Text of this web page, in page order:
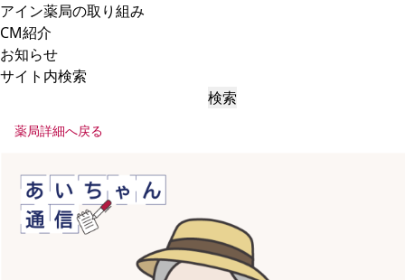
アイン薬局の取り組み
CM紹介
お知らせ
サイト内検索
検索
薬局詳細へ戻る